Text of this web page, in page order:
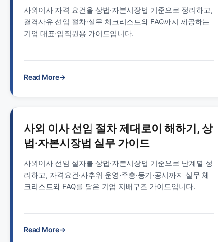
사외이사 자격 요건을 상법·자본시장법 기준으로 정리하고,
결격사유·선임 절차·실무 체크리스트와 FAQ까지 제공하는
기업 대표·임직원용 가이드입니다.
Read More→
사외 이사 선임 절차 제대로이 해하기, 상
법·자본시장법 실무 가이드
사외이사 선임 절차를 상법·자본시장법 기준으로 단계별 정
리하고, 자격요건·사추위 운영·주총·등기·공시까지 실무 체
크리스트와 FAQ를 담은 기업 지배구조 가이드입니다.
Read More→